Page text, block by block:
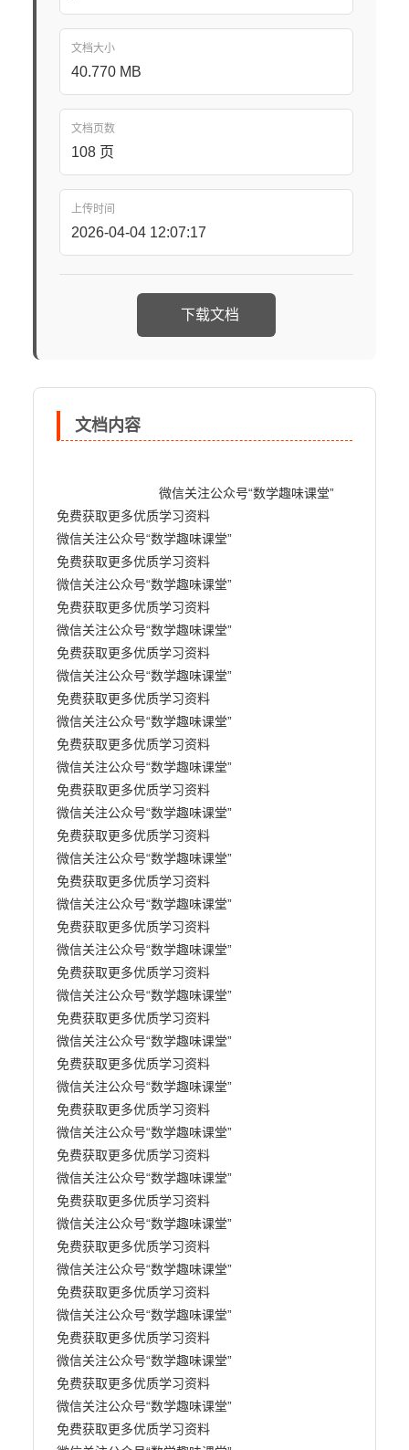
文档大小
40.770 MB
文档页数
108 页
上传时间
2026-04-04 12:07:17
下载文档
文档内容
免费获取更多优质学习资料
微信关注公众号“数学趣味课堂”
免费获取更多优质学习资料
微信关注公众号“数学趣味课堂”
免费获取更多优质学习资料
微信关注公众号“数学趣味课堂”
免费获取更多优质学习资料
微信关注公众号“数学趣味课堂”
免费获取更多优质学习资料
微信关注公众号“数学趣味课堂”
免费获取更多优质学习资料
微信关注公众号“数学趣味课堂”
免费获取更多优质学习资料
微信关注公众号“数学趣味课堂”
免费获取更多优质学习资料
微信关注公众号“数学趣味课堂”
免费获取更多优质学习资料
微信关注公众号“数学趣味课堂”
免费获取更多优质学习资料
微信关注公众号“数学趣味课堂”
免费获取更多优质学习资料
微信关注公众号“数学趣味课堂”
免费获取更多优质学习资料
微信关注公众号“数学趣味课堂”
免费获取更多优质学习资料
微信关注公众号“数学趣味课堂”
免费获取更多优质学习资料
微信关注公众号“数学趣味课堂”
免费获取更多优质学习资料
微信关注公众号“数学趣味课堂”
免费获取更多优质学习资料
微信关注公众号“数学趣味课堂”
免费获取更多优质学习资料
微信关注公众号“数学趣味课堂”
免费获取更多优质学习资料
微信关注公众号“数学趣味课堂”
免费获取更多优质学习资料
微信关注公众号“数学趣味课堂”
免费获取更多优质学习资料
微信关注公众号“数学趣味课堂”
免费获取更多优质学习资料